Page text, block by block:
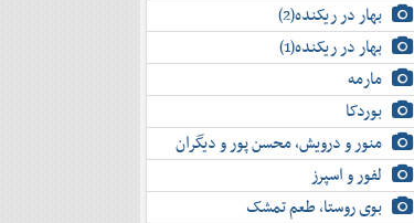
بهار در ریکنده(2)
بهار در ریکنده(1)
مارمه
بوردکا
منور و درویش، محسن پور و دیگران
لفور و اسپرز
بوی روستا، طعم تمشک